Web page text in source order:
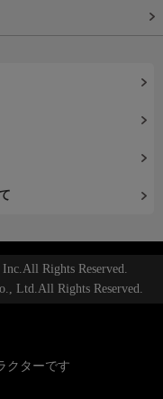
Rights Reserved.
Ltd.All Rights Reserved.
クターです